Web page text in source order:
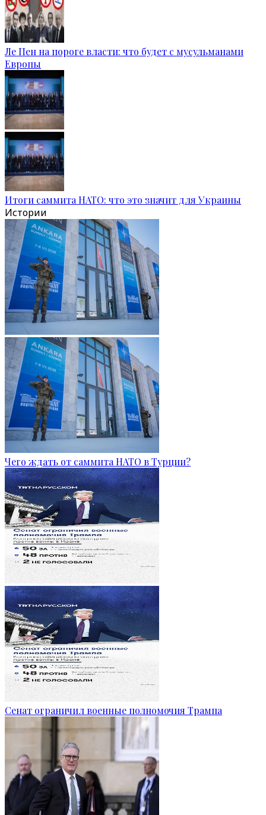
Ле Пен на пороге власти: что будет с мусульманами
Европы
Итоги саммита НАТО: что это значит для Украины
Истории
Чего ждать от саммита НАТО в Турции?
Сенат ограничил военные полномочия Трампа